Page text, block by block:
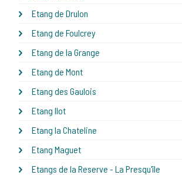
Etang de Drulon
Etang de Foulcrey
Etang de la Grange
Etang de Mont
Etang des Gaulois
Etang Ilot
Etang la Chateline
Etang Maguet
Etangs de la Reserve - La Presqu'île